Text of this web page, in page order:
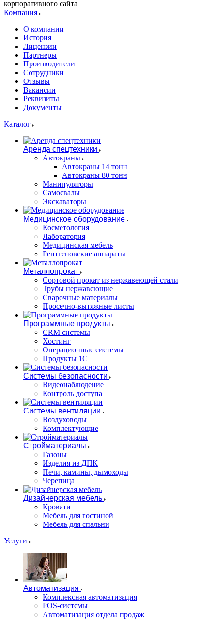
корпоративного сайта
Компания
О компании
История
Лицензии
Партнеры
Производители
Сотрудники
Отзывы
Вакансии
Реквизиты
Документы
Каталог
Аренда спецтехники
Автокраны
Автокраны 14 тонн
Автокраны 80 тонн
Манипуляторы
Самосвалы
Экскаваторы
Медицинское оборудование
Косметология
Лаборатория
Медицинская мебель
Рентгеновские аппараты
Металлопрокат
Сортовой прокат из нержавеющей стали
Трубы нержавеющие
Сварочные материалы
Просечно-вытяжные листы
Программные продукты
CRM системы
Хостинг
Операционные системы
Продукты 1С
Системы безопасности
Видеонаблюдение
Контроль доступа
Системы вентиляции
Воздуховоды
Комплектующие
Стройматериалы
Газоны
Изделия из ДПК
Печи, камины, дымоходы
Черепица
Дизайнерская мебель
Кровати
Мебель для гостиной
Мебель для спальни
Услуги
Автоматизация
Комплексная автоматизация
POS-системы
Автоматизация отдела продаж